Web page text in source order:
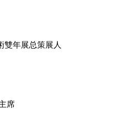
雙年展总策展人
席